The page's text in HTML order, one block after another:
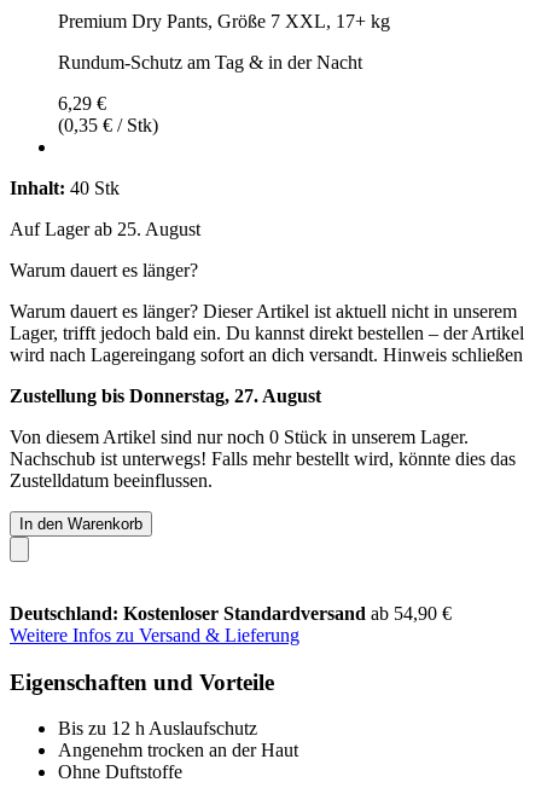
Premium Dry Pants, Größe 7 XXL, 17+ kg
Rundum-Schutz am Tag & in der Nacht
6,29 €
(0,35 € / Stk)
Inhalt: 40 Stk
Auf Lager ab 25. August
Warum dauert es länger?
Warum dauert es länger? Dieser Artikel ist aktuell nicht in unserem
Lager, trifft jedoch bald ein. Du kannst direkt bestellen – der Artikel
wird nach Lagereingang sofort an dich versandt. Hinweis schließen
Zustellung bis Donnerstag, 27. August
Von diesem Artikel sind nur noch 0 Stück in unserem Lager.
Nachschub ist unterwegs! Falls mehr bestellt wird, könnte dies das
Zustelldatum beeinflussen.
In den Warenkorb
Deutschland: Kostenloser Standardversand ab 54,90 €
Weitere Infos zu Versand & Lieferung
Eigenschaften und Vorteile
Bis zu 12 h Auslaufschutz
Angenehm trocken an der Haut
Ohne Duftstoffe